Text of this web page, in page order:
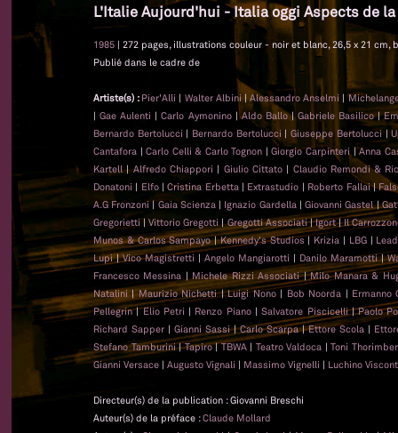
L'Italie Aujourd'hui - Italia oggi Aspects de
1985 | 272 pages, illustrations couleur - noir et blanc, 26,5 x 21 cm,
Publié dans le cadre de
Artiste(s) : Pier'Alli | Walter Albini |Alessandro Anselmi |
|Gae Aulenti |Carlo Aymonino|Aldo Ballo|Gabriele Basilico|
Bernardo Bertolucci | Bernardo Bertolucci |Giuseppe Bertolucci |
Cantafora |Carlo Celli & Carlo Tognon |Giorgio Carpinteri |Anna
Kartell|Alfredo Chiappori | Giulio Cittato| Claudio Remondi &
Donatoni | Elfo|Cristina Erbetta | Extrastudio | Roberto Fallai|
A.G Fronzoni|Gaia Scienza | Ignazio Gardella |Giovanni Gastel|
Gregorietti |Vittorio Gregotti |Gregotti Associati|Igort|Il
Munos & Carlos Sampayo|Kennedy's Studios| Krizia | LBG|
Lupi|Vico Magistretti | Angelo Mangiarotti | Danilo Maramotti|
Francesco Messina | Michele Rizzi Associati|Milo Manara &
Natalini|Maurizio Nichetti|Luigi Nono| Bob Noorda | Ermanno
Pellegrin|Elio Petri | Renzo Piano|Salvatore Piscicelli|Paolo
Richard Sapper| Gianni Sassi|Carlo Scarpa|Ettore Scola |
Stefano Tamburini|Tapiro|TBWA| Teatro Valdoca | Toni
Gianni Versace | Augusto Vignali | Massimo Vignelli | Luchino
Directeur(s) de la publication : Giovanni Breschi
Auteur(s) de la préface :Claude Mollard